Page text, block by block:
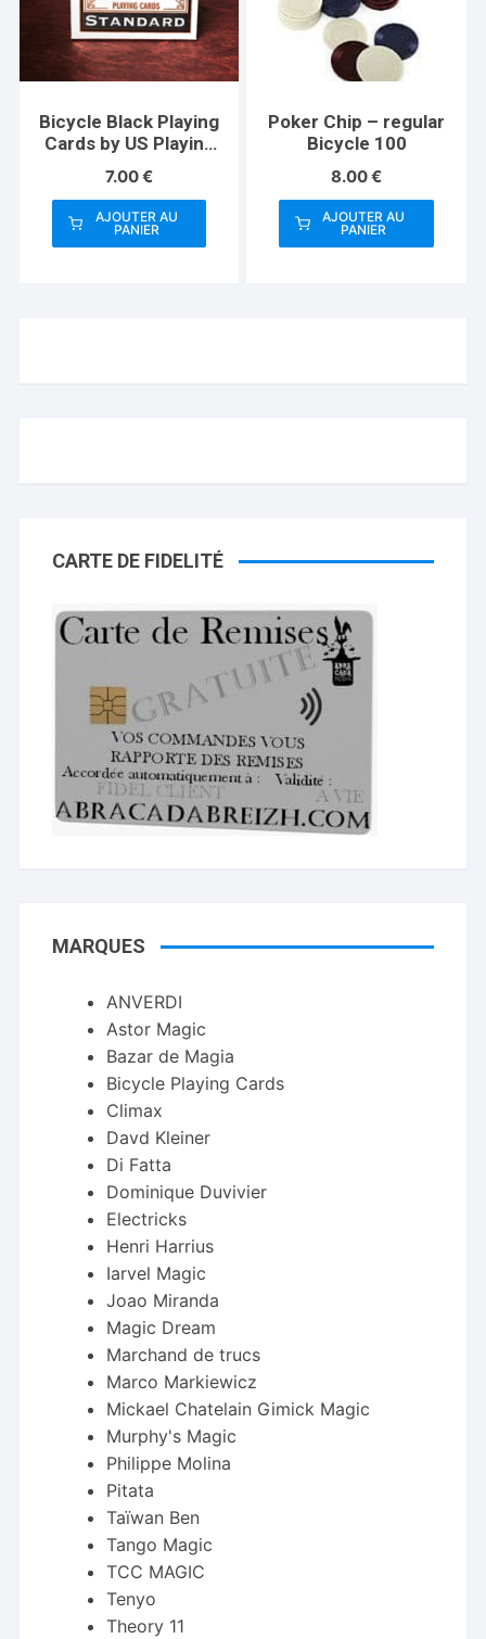
Bicycle Black Playing
Cards by US Playing
Card Co
7.00€
AJOUTER AU
PANIER
Poker Chip – regular
Bicycle 100
8.00€
AJOUTER AU
PANIER
CARTE DE FIDELITÉ
MARQUES
ANVERDI
Astor Magic
Bazar de Magia
Bicycle Playing Cards
Climax
Davd Kleiner
Di Fatta
Dominique Duvivier
Electricks
Henri Harrius
Iarvel Magic
Joao Miranda
Magic Dream
Marchand de trucs
Marco Markiewicz
Mickael Chatelain Gimick Magic
Murphy's Magic
Philippe Molina
Pitata
Taïwan Ben
Tango Magic
TCC MAGIC
Tenyo
Theory 11